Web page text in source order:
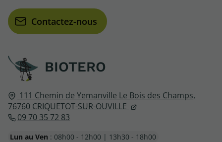
Contactez-nous
BIOTERO
111 Chemin de Yemanville Le Bois des Champs,
76760 CRIQUETOT-SUR-OUVILLE
09 70 35 72 83
Lun au Ven : 08h00 - 12h00 | 13h30 - 18h00